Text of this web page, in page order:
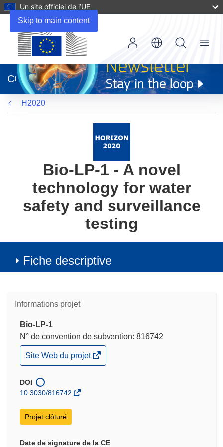
Skip to main content
Un site officiel de l’UE
dans
une
nouvelle
fenêtre)
CORDIS
Menu
H2020
Bio-LP-1 - A novel
technology for water
safety and surveillance
testing
Fiche descriptive
Informations projet
Bio-LP-1
N° de convention de subvention: 816742
(s’ouvre
dans
nouvelle
fenêtre)
Site Web du projet
DOI
10.3030/816742
Projet clôturé
Date de signature de la CE